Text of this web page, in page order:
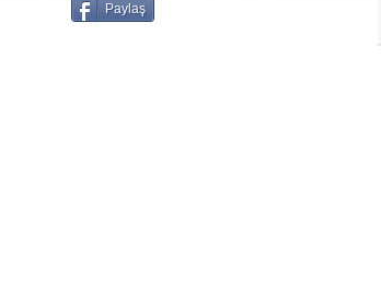
Paylaş